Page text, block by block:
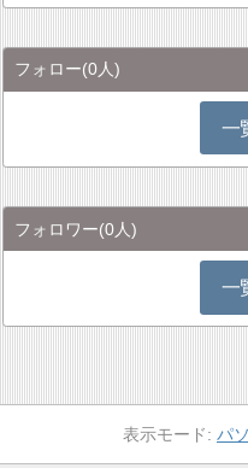
フォロー(0人)
一
フォロワー(0人)
一
パ